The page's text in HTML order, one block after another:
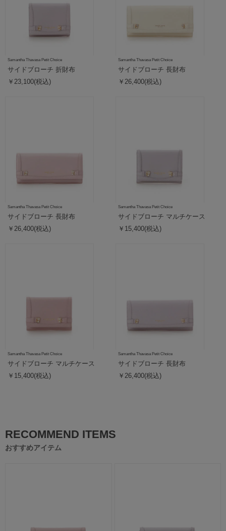
Samantha Thavasa Petit Choice
サイドブローチ 折財布
￥23,100(税込)
Samantha Thavasa Petit Choice
サイドブローチ 長財布
￥26,400(税込)
Samantha Thavasa Petit Choice
サイドブローチ 長財布
￥26,400(税込)
Samantha Thavasa Petit Choice
サイドブローチ マルチケース
￥15,400(税込)
Samantha Thavasa Petit Choice
サイドブローチ マルチケース
￥15,400(税込)
Samantha Thavasa Petit Choice
サイドブローチ 長財布
￥26,400(税込)
RECOMMEND ITEMS
おすすめアイテム